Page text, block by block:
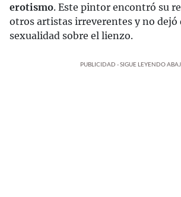
erotismo. Este pintor encontró su
otros artistas irreverentes y no dejó
sexualidad sobre el lienzo.
PUBLICIDAD - SIGUE LEYENDO